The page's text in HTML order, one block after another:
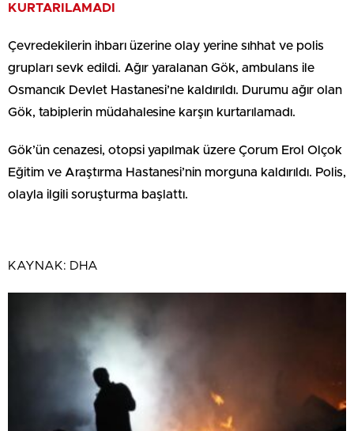
KURTARILAMADI
Çevredekilerin ihbarı üzerine olay yerine sıhhat ve polis
grupları sevk edildi. Ağır yaralanan Gök, ambulans ile
Osmancık Devlet Hastanesi’ne kaldırıldı. Durumu ağır olan
Gök, tabiplerin müdahalesine karşın kurtarılamadı.
Gök’ün cenazesi, otopsi yapılmak üzere Çorum Erol Olçok
Eğitim ve Araştırma Hastanesi’nin morguna kaldırıldı. Polis,
olayla ilgili soruşturma başlattı.
KAYNAK: DHA